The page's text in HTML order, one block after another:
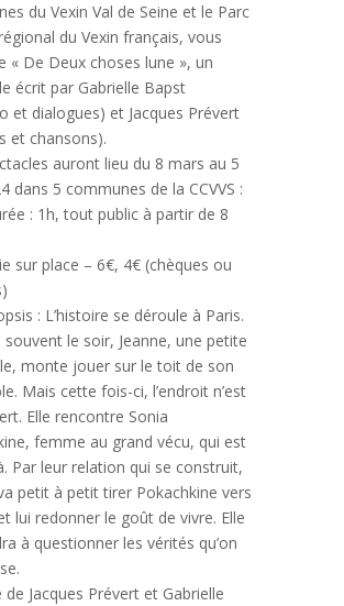
du Vexin Val de Seine et le Parc
du Vexin français, vous
« De Deux choses lune », un
écrit par Gabrielle Bapst
et dialogues) et Jacques Prévert
et chansons).
auront lieu du 8 mars au 5
dans 5 communes de la CCVVS :
: 1h, tout public à partir de 8
sur place – 6€, 4€ (chèques ou
: L’histoire se déroule à Paris.
souvent le soir, Jeanne, une petite
monte jouer sur le toit de son
Mais cette fois-ci, l’endroit n’est
Elle rencontre Sonia
femme au grand vécu, qui est
Par leur relation qui se construit,
petit à petit tirer Pokachkine vers
lui redonner le goût de vivre. Elle
à questionner les vérités qu’on
de Jacques Prévert et Gabrielle